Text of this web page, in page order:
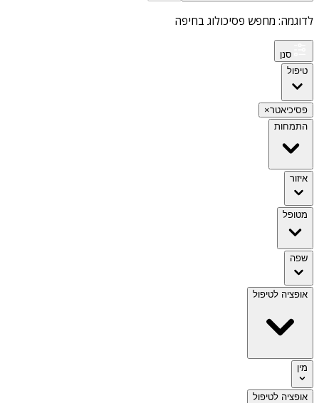
לדוגמה: מחפש פסיכולוג בחיפה
סנן
טיפול
פסיכיאטר×
התמחות
איזור
מטופל
שפה
אופציה לטיפול
מין
אופציה לטיפול